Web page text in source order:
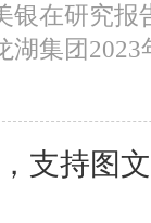
银在研究
集团
支持图